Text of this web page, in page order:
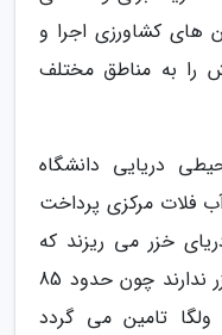
های کشاورزی اجرا و
به مناطق مختلف
دریایی دانشگاه
آب فلات مرکزی پرداخت
خزر می ریزند که
نقش مهمی در تامین آب دریای خزر ندارند چون حدود 85
تامین می گردد